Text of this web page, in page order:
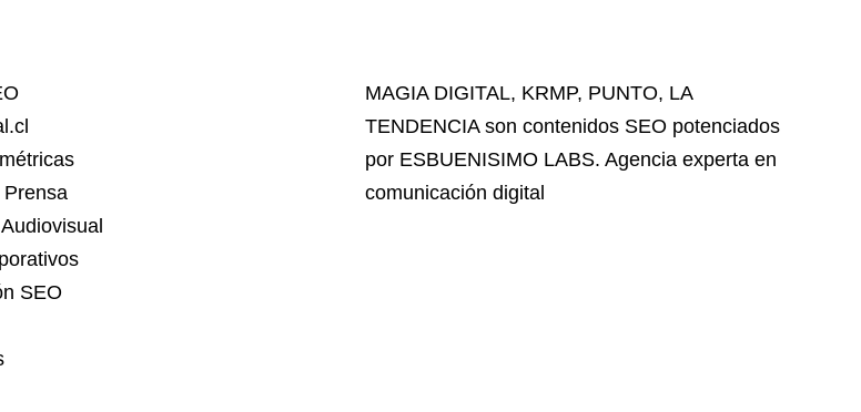
SEO
MAGIA DIGITAL, KRMP, PUNTO, LA
TENDENCIAson contenidos SEO potenciados
por ESBUENISIMO LABS. Agencia experta en
comunicación digital